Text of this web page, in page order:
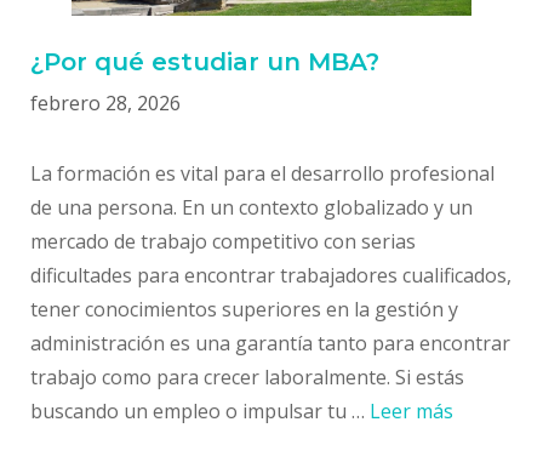
¿Por qué estudiar un MBA?
febrero 28, 2026
La formación es vital para el desarrollo profesional
de una persona. En un contexto globalizado y un
mercado de trabajo competitivo con serias
dificultades para encontrar trabajadores cualificados,
tener conocimientos superiores en la gestión y
administración es una garantía tanto para encontrar
trabajo como para crecer laboralmente. Si estás
buscando un empleo o impulsar tu … Leer más